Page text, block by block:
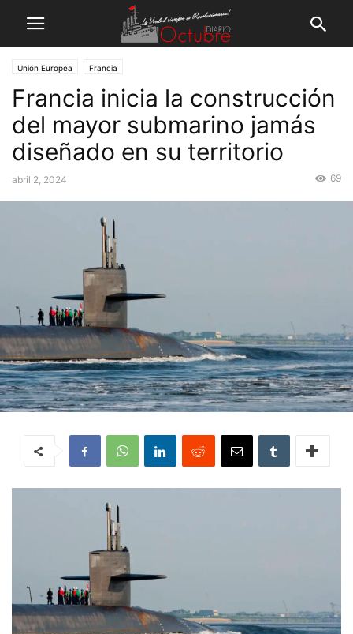
Unión Europea Francia
Francia inicia la construcción
del mayor submarino jamás
diseñado en su territorio
abril 2, 2024 69